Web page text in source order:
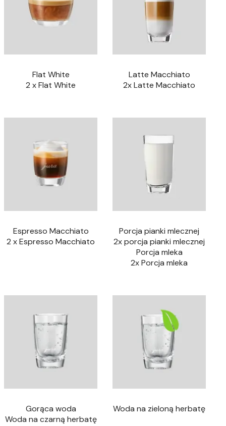
Flat White
2 x Flat White
Latte Macchiato
2x Latte Macchiato
Espresso Macchiato
2 x Espresso Macchiato
Porcja pianki mlecznej
2x porcja pianki mlecznej
Porcja mleka
2x Porcja mleka
Gorąca woda
Woda na czarną herbatę
Woda na zieloną herbatę